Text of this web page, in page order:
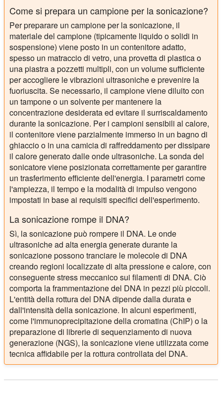
Come si prepara un campione per la sonicazione?
Per preparare un campione per la sonicazione, il
materiale del campione (tipicamente liquido o solidi in
sospensione) viene posto in un contenitore adatto,
spesso un matraccio di vetro, una provetta di plastica o
una piastra a pozzetti multipli, con un volume sufficiente
per accogliere le vibrazioni ultrasoniche e prevenire la
fuoriuscita. Se necessario, il campione viene diluito con
un tampone o un solvente per mantenere la
concentrazione desiderata ed evitare il surriscaldamento
durante la sonicazione. Per i campioni sensibili al calore,
il contenitore viene parzialmente immerso in un bagno di
ghiaccio o in una camicia di raffreddamento per dissipare
il calore generato dalle onde ultrasoniche. La sonda del
sonicatore viene posizionata correttamente per garantire
un trasferimento efficiente dell'energia. I parametri come
l'ampiezza, il tempo e la modalità di impulso vengono
impostati in base ai requisiti specifici dell'esperimento.
La sonicazione rompe il DNA?
Sì, la sonicazione può rompere il DNA. Le onde
ultrasoniche ad alta energia generate durante la
sonicazione possono tranciare le molecole di DNA
creando regioni localizzate di alta pressione e calore, con
conseguente stress meccanico sui filamenti di DNA. Ciò
comporta la frammentazione del DNA in pezzi più piccoli.
L'entità della rottura del DNA dipende dalla durata e
dall'intensità della sonicazione. In alcuni esperimenti,
come l'immunoprecipitazione della cromatina (ChIP) o la
preparazione di librerie di sequenziamento di nuova
generazione (NGS), la sonicazione viene utilizzata come
tecnica affidabile per la rottura controllata del DNA.